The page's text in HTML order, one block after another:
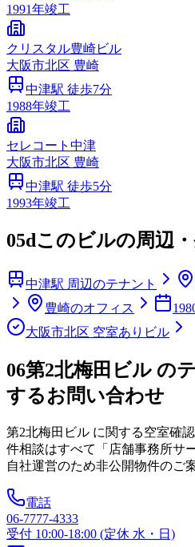
1991年竣工
クリスタル豊崎ビル
大阪市北区 豊崎
中津駅 徒歩7分
1988年竣工
セレコート中津
大阪市北区 豊崎
中津駅 徒歩5分
1993年竣工
05dこのビルの周辺
中津駅 周辺のテナント
豊崎のオフィス
大阪市北区 空室ありビル
06第2北梅田ビル の
するお問い合わせ
第2北梅田ビル に関する空室確
件相談はすべて「店舗事務所サ
自社運営のため非公開物件のご
電話
06-7777-4333
受付 10:00-18:00 (定休 水・日)